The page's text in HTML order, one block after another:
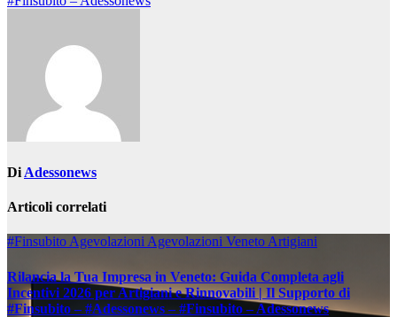
Di Adessonews
Articoli correlati
#Finsubito Agevolazioni Agevolazioni Veneto Artigiani
Rilancia la Tua Impresa in Veneto: Guida Completa agli
Incentivi 2026 per Artigiani e Rinnovabili | Il Supporto di
#Finsubito – #Adessonews – #Finsubito – Adessonews